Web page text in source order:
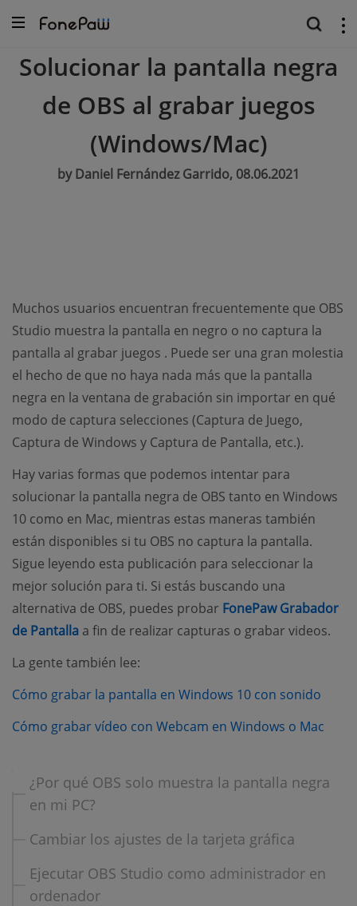
Solucionar la pantalla negra
de OBS al grabar juegos
(Windows/Mac)
by Daniel Fernández Garrido, 08.06.2021
Muchos usuarios encuentran frecuentemente que OBS
Studio muestra la pantalla en negro o no captura la
pantalla al grabar juegos . Puede ser una gran molestia
el hecho de que no haya nada más que la pantalla
negra en la ventana de grabación sin importar en qué
modo de captura selecciones (Captura de Juego,
Captura de Windows y Captura de Pantalla, etc.).
Hay varias formas que podemos intentar para
solucionar la pantalla negra de OBS tanto en Windows
10 como en Mac, mientras estas maneras también
están disponibles si tu OBS no captura la pantalla.
Sigue leyendo esta publicación para seleccionar la
mejor solución para ti. Si estás buscando una
alternativa de OBS, puedes probar FonePaw Grabador
de Pantalla (opens new window)
a fin de realizar capturas o grabar videos.
La gente también lee:
Cómo grabar la pantalla en Windows 10 con sonido
Cómo grabar vídeo con Webcam en Windows o Mac
¿Por qué OBS solo muestra la pantalla negra
en mi PC?
Cambiar los ajustes de la tarjeta gráfica
Ejecutar OBS Studio como administrador en
ordenador